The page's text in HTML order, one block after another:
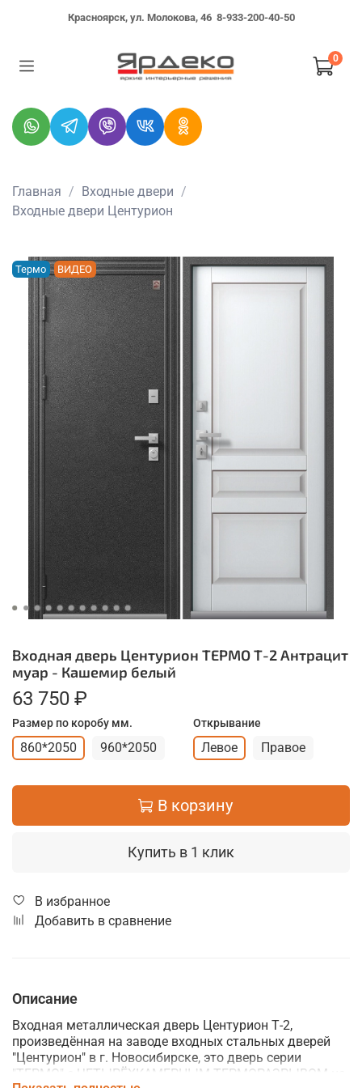
Красноярск, ул. Молокова, 46 8-933-200-40-50
0
Главная
Входные двери
Входные двери Центурион
Термо ВИДЕО
Входная дверь Центурион ТЕРМО Т-2 Антрацит
муар - Кашемир белый
63 750 ₽
Размер по коробу мм.
860*2050 960*2050
Открывание
Левое Правое
В корзину
Купить в 1 клик
В избранное
Добавить в сравнение
Описание
Входная металлическая дверь Центурион Т-2,
произведённая на заводе входных стальных дверей
"Центурион" в г. Новосибирске, это дверь серии
"ТЕРМО" с ЧЕТЫРЁХКАМЕРНЫМ ТЕРМОРАЗРЫВОМ на